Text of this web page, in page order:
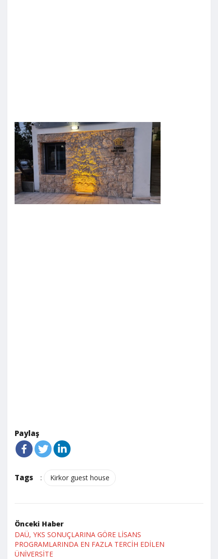
Paylaş
Tags : Kirkor guest house
Önceki Haber
DAÜ, YKS SONUÇLARINA GÖRE LİSANS
PROGRAMLARINDA EN FAZLA TERCİH EDİLEN
ÜNİVERSİTE